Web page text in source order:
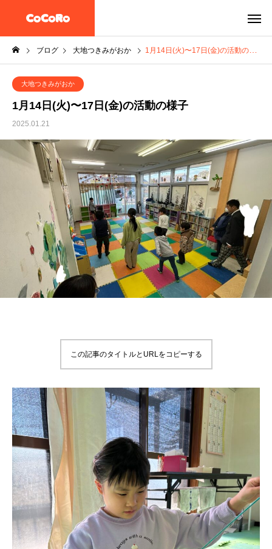
ブログ 大地つきみがおか 1月14日(火)〜17日(金)の活動の様子
大地つきみがおか
1月14日(火)〜17日(金)の活動の様子
2025.01.21
この記事のタイトルとURLをコピーする